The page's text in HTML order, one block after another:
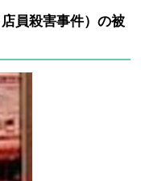
員殺害事件）の被